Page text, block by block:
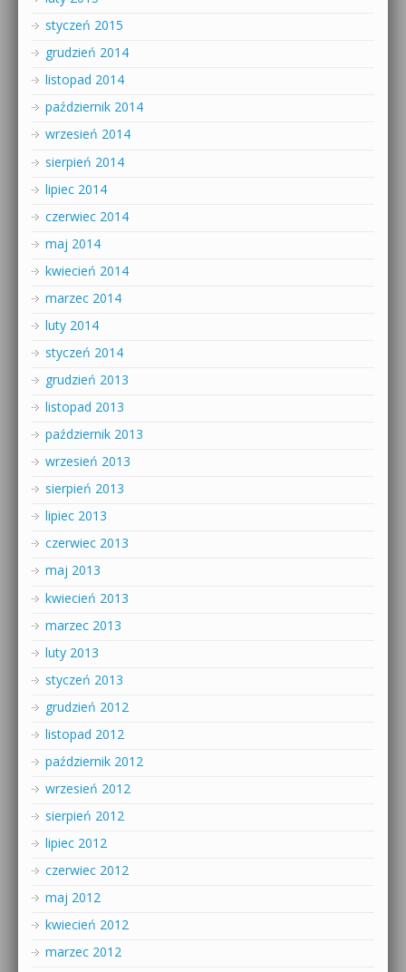
styczeń 2015
grudzień 2014
listopad 2014
październik 2014
wrzesień 2014
sierpień 2014
lipiec 2014
czerwiec 2014
maj 2014
kwiecień 2014
marzec 2014
luty 2014
styczeń 2014
grudzień 2013
listopad 2013
październik 2013
wrzesień 2013
sierpień 2013
lipiec 2013
czerwiec 2013
maj 2013
kwiecień 2013
marzec 2013
luty 2013
styczeń 2013
grudzień 2012
listopad 2012
październik 2012
wrzesień 2012
sierpień 2012
lipiec 2012
czerwiec 2012
maj 2012
kwiecień 2012
marzec 2012